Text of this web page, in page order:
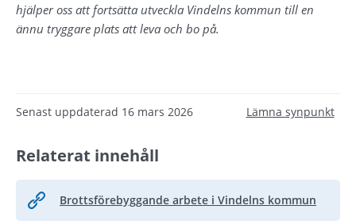
hjälper oss att fortsätta utveckla Vindelns kommun till en
ännu tryggare plats att leva och bo på.
Senast uppdaterad 16 mars 2026 Lämna synpunkt
Relaterat innehåll
Brottsförebyggande arbete i Vindelns kommun